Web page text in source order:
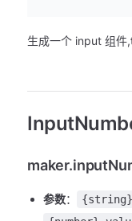
生成一个 input 组件,
参数：